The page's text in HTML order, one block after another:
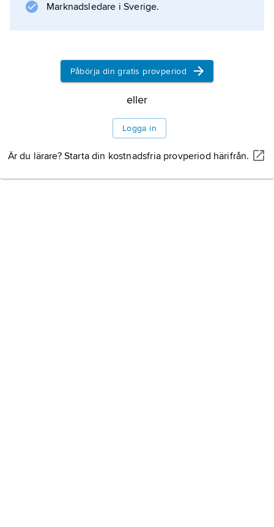
Marknadsledare i Sverige.
Påbörja din gratis provperiod
eller
Logga in
Är du lärare? Starta din kostnadsfria provperiod härifrån.